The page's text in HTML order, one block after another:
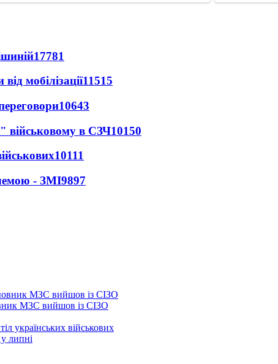
17781
мобілізації11515
10643
в СЗЧ10150
10111
- ЗМІ9897
МЗС вийшов із СІЗО
українських військових
липні